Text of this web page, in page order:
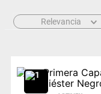
Relevancia